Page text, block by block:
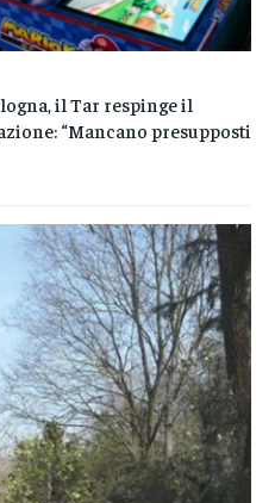
il Tar respinge il
“Mancano presupposti